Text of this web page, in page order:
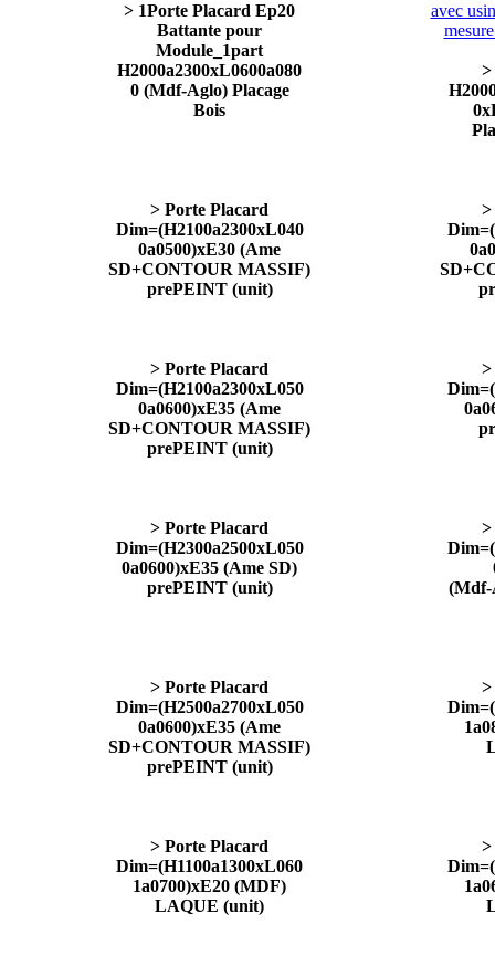
> 1Porte Placard Ep20
Battante pour
Module_1part
H2000a2300xL0600a080
0 (Mdf-Aglo) Placage
Bois
>
> Porte Placard
Dim=(H2100a2300xL040
0a0500)xE30 (Ame
SD+CONTOUR MASSIF)
prePEINT (unit)
>
> Porte Placard
Dim=(H2100a2300xL050
0a0600)xE35 (Ame
SD+CONTOUR MASSIF)
prePEINT (unit)
>
> Porte Placard
Dim=(H2300a2500xL050
0a0600)xE35 (Ame SD)
prePEINT (unit)
>
(Mdf-
> Porte Placard
Dim=(H2500a2700xL050
0a0600)xE35 (Ame
SD+CONTOUR MASSIF)
prePEINT (unit)
>
> Porte Placard
Dim=(H1100a1300xL060
1a0700)xE20 (MDF)
LAQUE (unit)
>